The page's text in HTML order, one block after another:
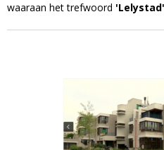
waaraan het trefwoord 'Lelystad'